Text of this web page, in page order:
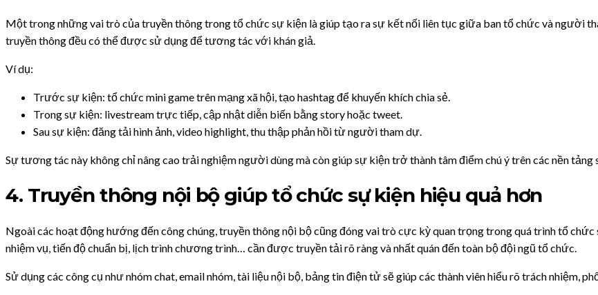
Một trong những vai trò của truyền thông trong tổ chức sự kiện là giúp tạo ra sự kết nối liên tục giữa ban tổ chức và người
truyền thông đều có thể được sử dụng để tương tác với khán giả.
Ví dụ:
Trước sự kiện: tổ chức mini game trên mạng xã hội, tạo hashtag để khuyến khích chia sẻ.
Trong sự kiện: livestream trực tiếp, cập nhật diễn biến bằng story hoặc tweet.
Sau sự kiện: đăng tải hình ảnh, video highlight, thu thập phản hồi từ người tham dự.
Sự tương tác này không chỉ nâng cao trải nghiệm người dùng mà còn giúp sự kiện trở thành tâm điểm chú ý trên các nền tảng
4. Truyền thông nội bộ giúp tổ chức sự kiện hiệu quả hơn
Ngoài các hoạt động hướng đến công chúng, truyền thông nội bộ cũng đóng vai trò cực kỳ quan trọng trong quá trình tổ chức
nhiệm vụ, tiến độ chuẩn bị, lịch trình chương trình… cần được truyền tải rõ ràng và nhất quán đến toàn bộ đội ngũ tổ chức.
Sử dụng các công cụ như nhóm chat, email nhóm, tài liệu nội bộ, bảng tin điện tử sẽ giúp các thành viên hiểu rõ trách nhiệm,